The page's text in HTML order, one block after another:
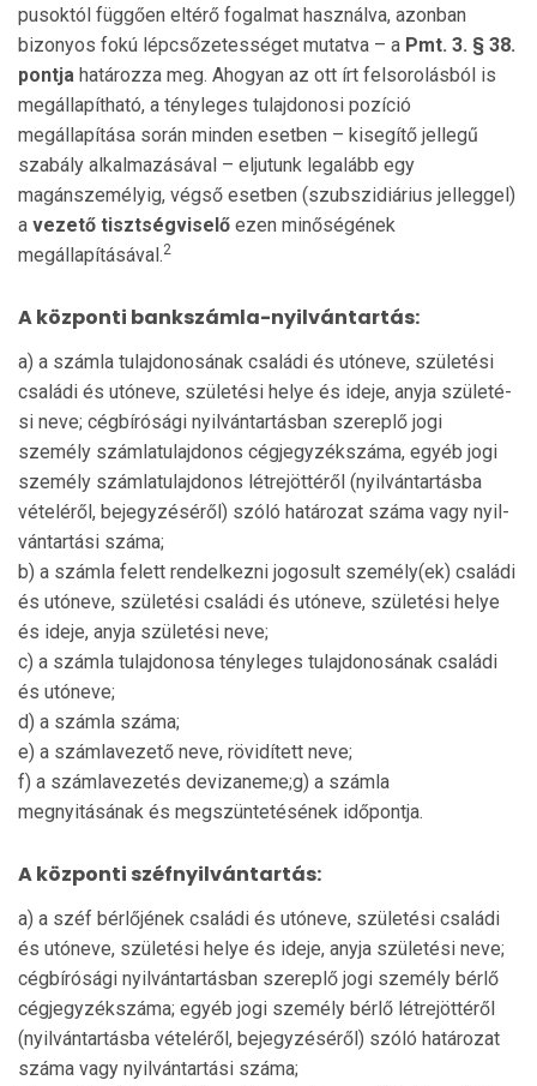
pusoktól függően eltérő fogalmat használva, azonban
bizonyos fokú lépcsőzetességet mutatva – a Pmt. 3. § 38.
pont­ja határozza meg. Ahogyan az ott írt felsorolásból is
meg­állapítható, a tényleges tulajdonosi pozíció
megállapítása során minden esetben – kisegítő jellegű
szabály alkalmazásával – eljutunk legalább egy
magánszemélyig, végső eset­ben (szubszidiárius jelleggel)
a vezető tiszt­ség­viselő ezen minőségének
megállapításával.2
A központi bankszámla-nyilvántartás:
a) a számla tulajdonosának családi és utóneve, szü­letési
családi és utóneve, születési helye és ideje, anyja szüle­té­
si neve; cégbírósági nyilvántar­tás­ban szereplő jogi
személy számlatulajdonos cégjegyzékszáma, egyéb jogi
személy számlatulaj­donos létrejöttéről (nyilván­tar­tásba
vételéről, bejegyzéséről) szóló határozat szá­ma vagy nyil­
vántartási száma;
b) a számla felett rendelkezni jogosult személy(ek) családi
és utóneve, születési családi és utóneve, születési helye
és ideje, anyja születési neve;
c) a számla tulajdonosa tényleges tulajdonosának családi
és utóneve;
d) a számla száma;
e) a számlavezető neve, rövidített neve;
f) a számlavezetés devizaneme;g) a számla
megnyitásának és megszüntetésének időpontja.
A központi széfnyilvántartás:
a) a széf bérlőjének családi és utóneve, születési családi
és utóneve, születési helye és ideje, anyja szü­letési neve;
cégbírósági nyilvántartásban szerep­lő jogi személy bér­lő
cégjegyzékszáma; egyéb jogi személy bérlő létre­jöttéről
(nyilvántartásba vételéről, bejegyzéséről) szóló határozat
száma vagy nyilvántartási száma;